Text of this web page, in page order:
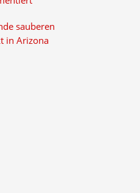
sauberen
in Arizona